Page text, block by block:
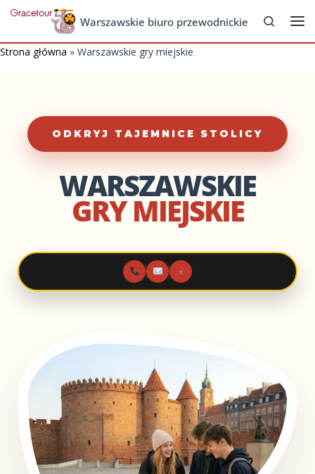
Skip to contentWarszawskie biuro przewodnickie
Search
Strona główna » Warszawskie gry miejskie
ODKRYJ TAJEMNICE STOLICY
WARSZAWSKIE
GRY MIEJSKIE